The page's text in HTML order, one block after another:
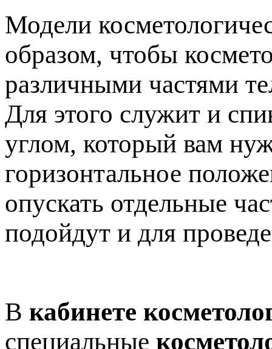
Модели
образом, чтобы
различными частями
Для этого служит и
углом, который вам
горизонтальное
опускать отдельные
подойдут и для
В кабинете
специальные